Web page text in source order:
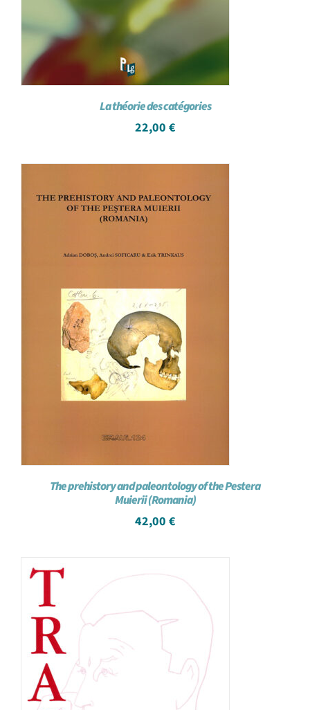
La théorie des catégories
22,00 €
The prehistory and paleontology of the Pestera
Muierii (Romania)
42,00 €